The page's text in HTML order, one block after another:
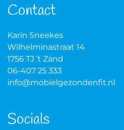
Contact
Karin Sneekes
Wilhelminastraat 14
1756 TJ ’t Zand
06-407 25 333
info@mobielgezondenfit.nl
Socials